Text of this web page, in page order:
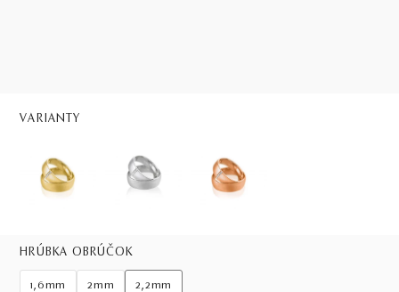
VARIANTY
HRÚBKA OBRÚČOK
1,6mm 2mm 2,2mm